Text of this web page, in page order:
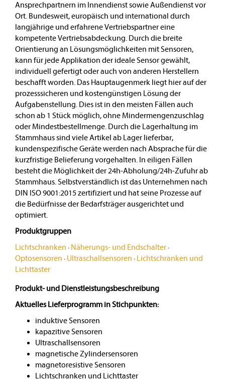
Ansprechpartnern im Innendienst sowie Außendienst vor
Ort. Bundesweit, europäisch und international durch
langjährige und erfahrene Vertriebspartner eine
kompetente Vertriebsabdeckung. Durch die breite
Orientierung an Lösungsmöglichkeiten mit Sensoren,
kann für jede Applikation der ideale Sensor gewählt,
individuell gefertigt oder auch von anderen Herstellern
beschafft worden. Das Hauptaugenmerk liegt hier auf der
prozesssicheren und kostengünstigen Lösung der
Aufgabenstellung. Dies ist in den meisten Fällen auch
schon ab 1 Stück möglich, ohne Mindermengenzuschlag
oder Mindestbestellmenge. Durch die Lagerhaltung im
Stammhaus sind viele Artikel ab Lager lieferbar,
kundenspezifische Geräte werden nach Absprache für die
kurzfristige Belieferung vorgehalten. In eiligen Fällen
besteht die Möglichkeit der 24h-Abholung/24h-Zufuhr ab
Stammhaus. Selbstverständlich ist das Unternehmen nach
DIN ISO 9001:2015 zertifiziert und hat seine Prozesse auf
die Bedürfnisse der Bedarfsträger ausgerichtet und
optimiert.
Produktgruppen
Lichtschranken · Näherungs- und Endschalter·
Optosensoren · Ultraschallsensoren · Lichtschranken und
Lichttaster
Produkt- und Dienstleistungsbeschreibung
Aktuelles Lieferprogramm in Stichpunkten:
induktive Sensoren
kapazitive Sensoren
Ultraschallsensoren
magnetische Zylindersensoren
magnetoresistive Sensoren
Lichtschranken und Lichttaster